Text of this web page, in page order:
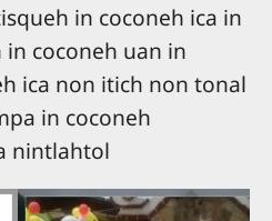
in coconeh ica in
coconeh uan in
ica non itich non tonal
in coconeh
nintlahtol